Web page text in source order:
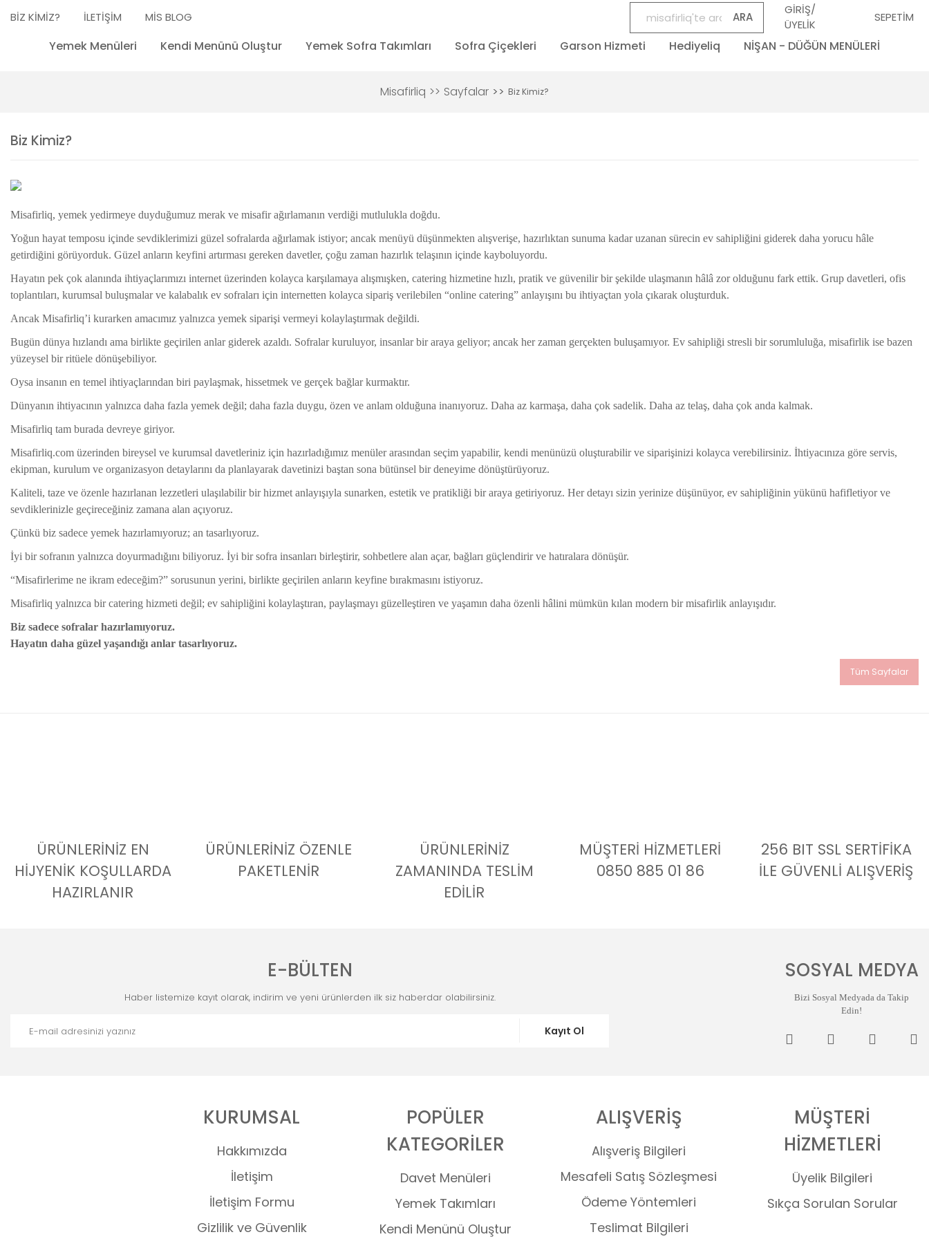
BİZ KİMİZ? İLETİŞİM MİS BLOG ARA
GİRİŞ/
ÜYELİK
SEPETİM
Yemek Menüleri Kendi Menünü Oluştur Yemek Sofra Takımları Sofra Çiçekleri Garson Hizmeti Hediyeliq NİŞAN - DÜĞÜN MENÜLERİ
Misafirliq Sayfalar Biz Kimiz?
Biz Kimiz?
Misafirliq, yemek yedirmeye duyduğumuz merak ve misafir ağırlamanın verdiği mutlulukla doğdu.
Yoğun hayat temposu içinde sevdiklerimizi güzel sofralarda ağırlamak istiyor; ancak menüyü düşünmekten alışverişe, hazırlıktan sunuma kadar uzanan sürecin ev sahipliğini giderek daha yorucu hâle
getirdiğini görüyorduk. Güzel anların keyfini artırması gereken davetler, çoğu zaman hazırlık telaşının içinde kayboluyordu.
Hayatın pek çok alanında ihtiyaçlarımızı internet üzerinden kolayca karşılamaya alışmışken, catering hizmetine hızlı, pratik ve güvenilir bir şekilde ulaşmanın hâlâ zor olduğunu fark ettik. Grup davetleri, ofis
toplantıları, kurumsal buluşmalar ve kalabalık ev sofraları için internetten kolayca sipariş verilebilen “online catering” anlayışını bu ihtiyaçtan yola çıkarak oluşturduk.
Ancak Misafirliq’i kurarken amacımız yalnızca yemek siparişi vermeyi kolaylaştırmak değildi.
Bugün dünya hızlandı ama birlikte geçirilen anlar giderek azaldı. Sofralar kuruluyor, insanlar bir araya geliyor; ancak her zaman gerçekten buluşamıyor. Ev sahipliği stresli bir sorumluluğa, misafirlik ise bazen
yüzeysel bir ritüele dönüşebiliyor.
Oysa insanın en temel ihtiyaçlarından biri paylaşmak, hissetmek ve gerçek bağlar kurmaktır.
Dünyanın ihtiyacının yalnızca daha fazla yemek değil; daha fazla duygu, özen ve anlam olduğuna inanıyoruz. Daha az karmaşa, daha çok sadelik. Daha az telaş, daha çok anda kalmak.
Misafirliq tam burada devreye giriyor.
Misafirliq.com üzerinden bireysel ve kurumsal davetleriniz için hazırladığımız menüler arasından seçim yapabilir, kendi menünüzü oluşturabilir ve siparişinizi kolayca verebilirsiniz. İhtiyacınıza göre servis,
ekipman, kurulum ve organizasyon detaylarını da planlayarak davetinizi baştan sona bütünsel bir deneyime dönüştürüyoruz.
Kaliteli, taze ve özenle hazırlanan lezzetleri ulaşılabilir bir hizmet anlayışıyla sunarken, estetik ve pratikliği bir araya getiriyoruz. Her detayı sizin yerinize düşünüyor, ev sahipliğinin yükünü hafifletiyor ve
sevdiklerinizle geçireceğiniz zamana alan açıyoruz.
Çünkü biz sadece yemek hazırlamıyoruz; an tasarlıyoruz.
İyi bir sofranın yalnızca doyurmadığını biliyoruz. İyi bir sofra insanları birleştirir, sohbetlere alan açar, bağları güçlendirir ve hatıralara dönüşür.
“Misafirlerime ne ikram edeceğim?” sorusunun yerini, birlikte geçirilen anların keyfine bırakmasını istiyoruz.
Misafirliq yalnızca bir catering hizmeti değil; ev sahipliğini kolaylaştıran, paylaşmayı güzelleştiren ve yaşamın daha özenli hâlini mümkün kılan modern bir misafirlik anlayışıdır.
Biz sadece sofralar hazırlamıyoruz.
Hayatın daha güzel yaşandığı anlar tasarlıyoruz.
Tüm Sayfalar
ÜRÜNLERİNİZ EN
HİJYENİK KOŞULLARDA
HAZIRLANIR
ÜRÜNLERİNİZ ÖZENLE
PAKETLENİR
ÜRÜNLERİNİZ
ZAMANINDA TESLİM
EDİLİR
MÜŞTERİ HİZMETLERİ
0850 885 01 86
256 BIT SSL SERTİFİKA
İLE GÜVENLİ ALIŞVERİŞ
E-BÜLTEN
Haber listemize kayıt olarak, indirim ve yeni ürünlerden ilk siz haberdar olabilirsiniz.
Kayıt Ol
SOSYAL MEDYA
Bizi Sosyal Medyada da Takip
Edin!
KURUMSAL
Hakkımızda
İletişim
İletişim Formu
Gizlilik ve Güvenlik
POPÜLER
KATEGORİLER
Davet Menüleri
Yemek Takımları
Kendi Menünü Oluştur
ALIŞVERİŞ
Alışveriş Bilgileri
Mesafeli Satış Sözleşmesi
Ödeme Yöntemleri
Teslimat Bilgileri
MÜŞTERİ
HİZMETLERİ
Üyelik Bilgileri
Sıkça Sorulan Sorular